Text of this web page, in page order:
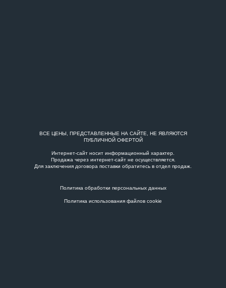
ВСЕ ЦЕНЫ, ПРЕДСТАВЛЕННЫЕ НА САЙТЕ, НЕ ЯВЛЯЮТСЯ
ПУБЛИЧНОЙ ОФЕРТОЙ
Интернет-сайт носит информационный характер.
Продажа через интернет-сайт не осуществляется.
Для заключения договора поставки обратитесь в отдел продаж
Политика обработки персональных данных
Политика использования файлов cookie